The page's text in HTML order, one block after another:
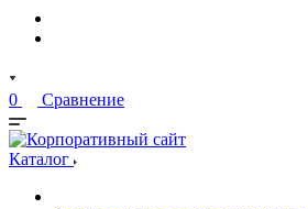
0 Сравнение
Каталог